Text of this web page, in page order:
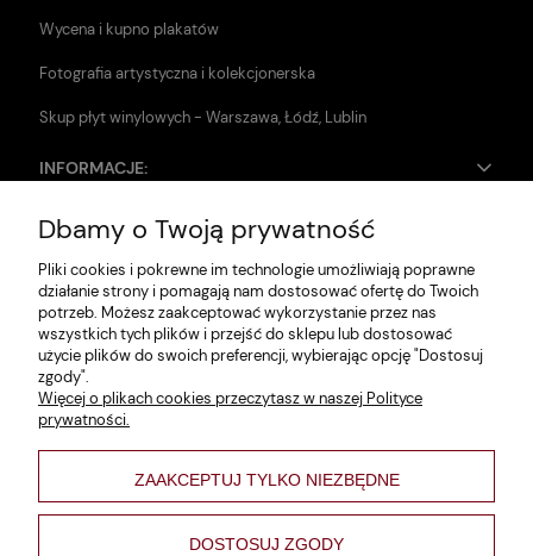
Wycena i kupno plakatów
Fotografia artystyczna i kolekcjonerska
Skup płyt winylowych - Warszawa, Łódź, Lublin
INFORMACJE:
Zwroty i reklamacje
Dane firmy
Jak szukać?
Polityka prywatności
Regulamin
Poltyka cookies
varsaviana
Dbamy o Twoją prywatność
Pliki cookies i pokrewne im technologie umożliwiają poprawne
działanie strony i pomagają nam dostosować ofertę do Twoich
potrzeb. Możesz zaakceptować wykorzystanie przez nas
wszystkich tych plików i przejść do sklepu lub dostosować
użycie plików do swoich preferencji, wybierając opcję "Dostosuj
zgody".
Więcej o plikach cookies przeczytasz w naszej Polityce
prywatności.
ZAAKCEPTUJ TYLKO NIEZBĘDNE
DOSTOSUJ ZGODY